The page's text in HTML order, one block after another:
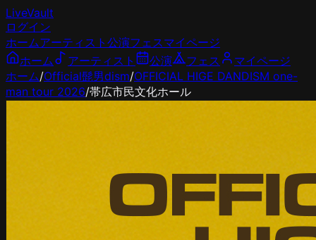
LiveVault
ログイン
ホームアーティスト 公演フェスマイページ
ホーム
アーティスト 公演 フェス
マイページ
ホーム/Official髭男dism/OFFICIAL HIGE DANDISM one-
man tour 2026/帯広市民文化ホール